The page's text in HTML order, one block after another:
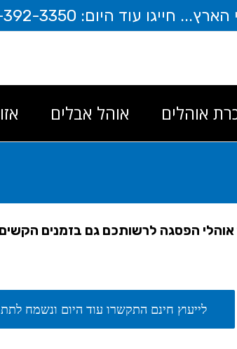
עוד היום: 072-392-3350
אוהלים אוהל אבלים
הפסגה לרשותכם גם בזמנים
לייעוץ חינם התקשרו עוד היום ונשמח לתת לכם